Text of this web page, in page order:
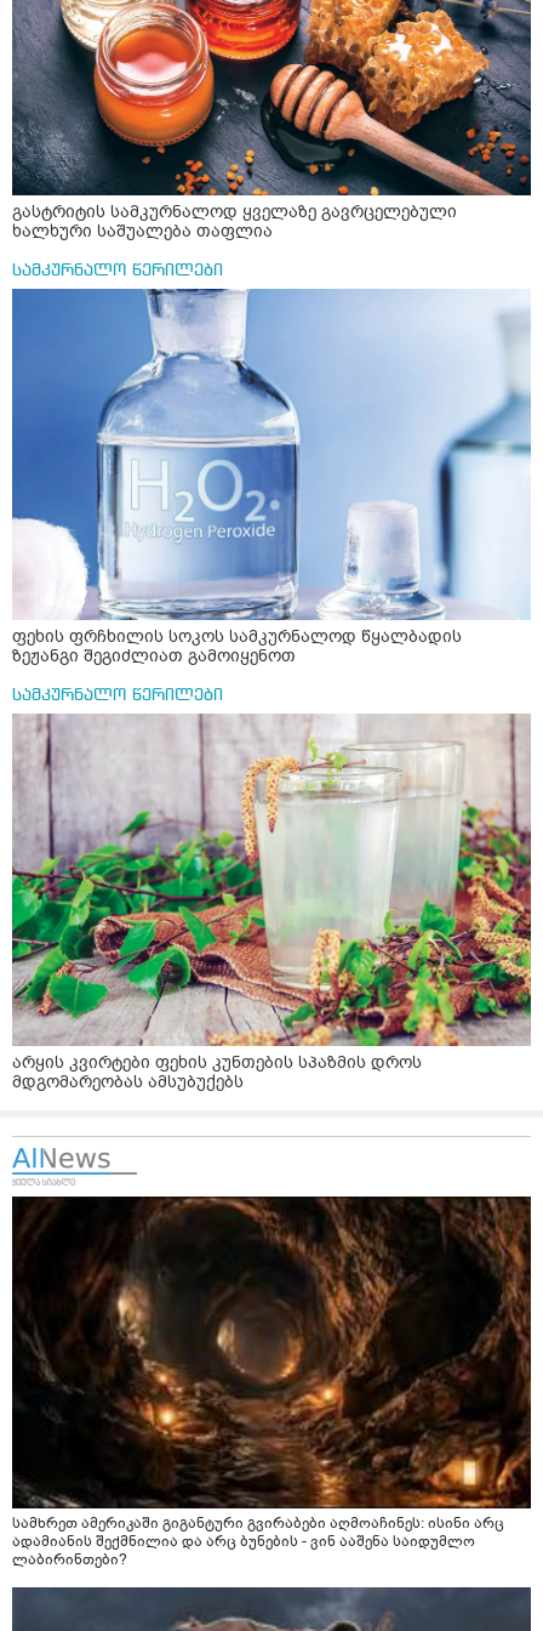
გასტრიტის სამკურნალოდ ყველაზე გავრცელებული
ხალხური საშუალება თაფლია
სამკურნალო წერილები
ფეხის ფრჩხილის სოკოს სამკურნალოდ წყალბადის
ზეჟანგი შეგიძლიათ გამოიყენოთ
სამკურნალო წერილები
არყის კვირტები ფეხის კუნთების სპაზმის დროს
მდგომარეობას ამსუბუქებს
სამხრეთ ამერიკაში გიგანტური გვირაბები აღმოაჩინეს: ისინი არც
ადამიანის შექმნილია და არც ბუნების - ვინ ააშენა საიდუმლო
ლაბირინთები?